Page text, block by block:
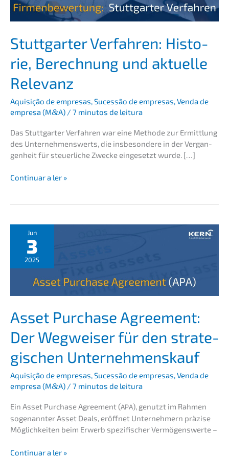
Stutt­gar­ter Verfah­ren: Histo­
rie, Berech­nung und aktuel­le
Relevanz
Aquisi­ção de empre­sas,Suces­são de empre­sas,Venda de
empre­sa (M&A) / 7 minutos de leitura
Das Stutt­gar­ter Verfah­ren war eine Metho­de zur Ermitt­lung
des Unter­neh­mens­werts, die insbe­son­de­re in der Vergan­
gen­heit für steuer­li­che Zwecke einge­setzt wurde. […]
Stutt­
Histo­
Berech­
nung
Relevanz
Conti­nu­ar a ler »
Jun
3
2025
Asset Purcha­se Agree­ment:
Der Wegwei­ser für den strate­
gi­schen Unternehmenskauf
Aquisi­ção de empre­sas,Suces­são de empre­sas,Venda de
empre­sa (M&A) / 7 minutos de leitura
Ein Asset Purcha­se Agree­ment (APA), genutzt im Rahmen
sogenann­ter Asset Deals, eröff­net Unter­neh­mern präzi­se
Möglich­kei­ten beim Erwerb spezi­fi­scher Vermögenswerte –
Asset
Conti­nu­ar a ler »